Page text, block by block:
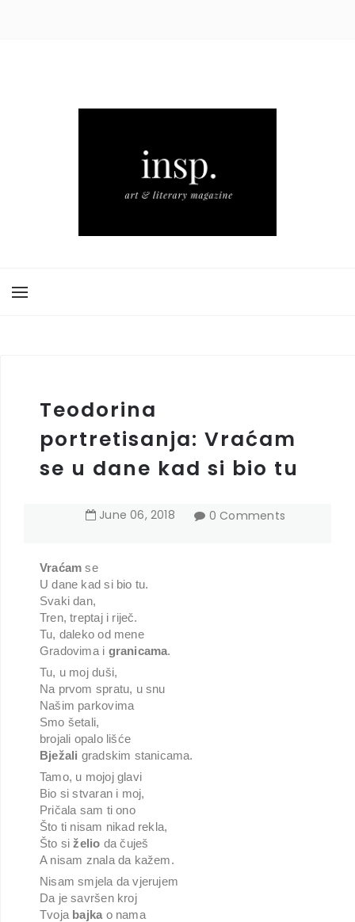
Teodorina
portretisanja: Vraćam
se u dane kad si bio tu
June 06,2018 0 Comments
Vraćamse
U dane kad si bio tu.
Svaki dan,
Tren, treptaj i riječ.
Tu, daleko od mene
Gradovima i granicama.
Tu, u moj duši,
Na prvom spratu, u snu
Našim parkovima
Smo šetali,
brojali opalo lišće
Bježali gradskim stanicama.
Tamo, u mojoj glavi
Bio si stvaran i moj,
Pričala sam ti ono
Što ti nisam nikad rekla,
Što siželio da čuješ
A nisam znala da kažem.
Nisam smjela da vjerujem
Da je savršen kroj
Tvoja bajka o nama